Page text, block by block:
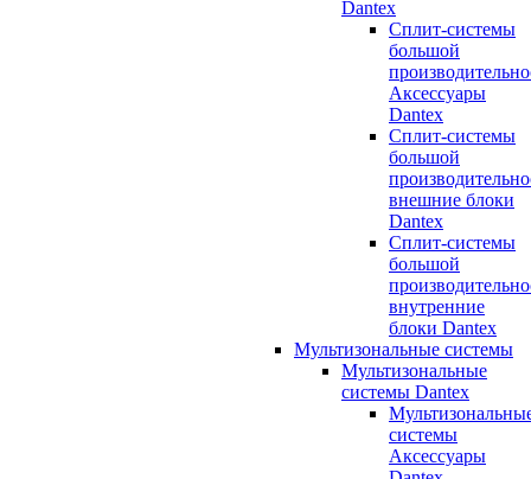
Dantex
Сплит-системы
большой
Аксессуары
Dantex
Сплит-системы
большой
внешние блоки
Dantex
Сплит-системы
большой
внутренние
блоки Dantex
Мультизональные системы
Мультизональные
системы Dantex
системы
Аксессуары